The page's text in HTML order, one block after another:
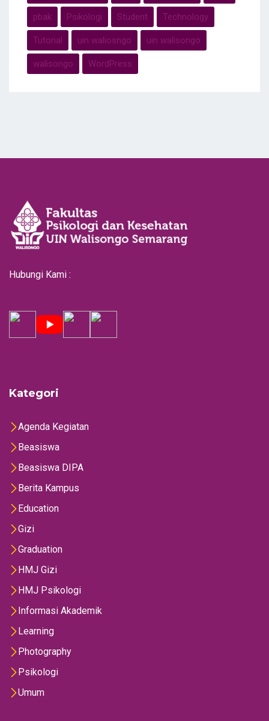
pbak Psikologi Student Technology
Tutorial uin waliosngo uin walisongo
walisongo WordPress
Hubungi Kami :
Kategori
Agenda Kegiatan
Beasiswa
Beasiswa DIPA
Berita Kampus
Education
Gizi
Graduation
HMJ Gizi
HMJ Psikologi
Informasi Akademik
Learning
Photography
Psikologi
Umum